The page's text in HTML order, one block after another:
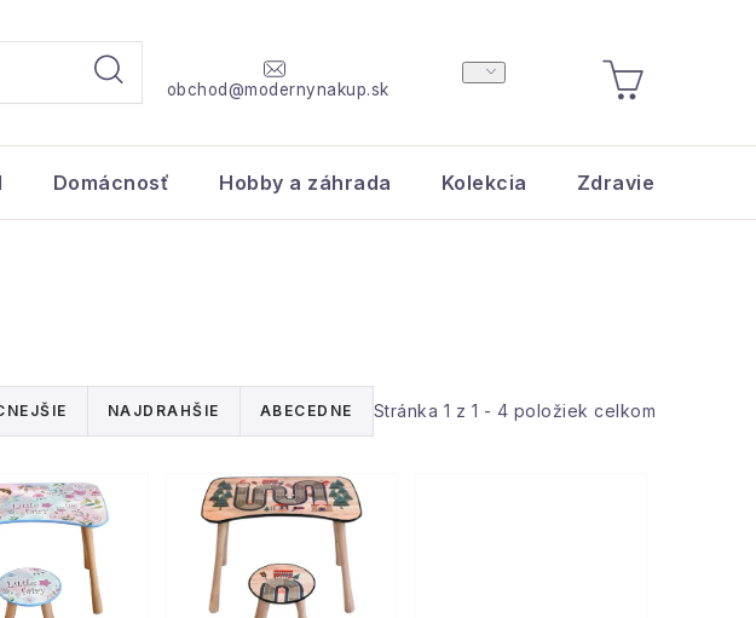
obchod@modernynakup.sk
NÁKUPNÝ
KOŠÍK
Domácnosť Hobby a záhrada Kolekcia Zdravie a krása
Stránka 1 z 1 - 4 položiek celkom
NAJDRAHŠIE ABECEDNE